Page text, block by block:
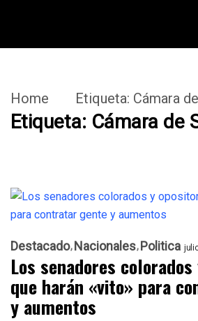
Home Etiqueta: Cámara
Etiqueta: Cámara de
Destacado Nacionales Politica
Los senadores
que harán «vito» para
y aumentos